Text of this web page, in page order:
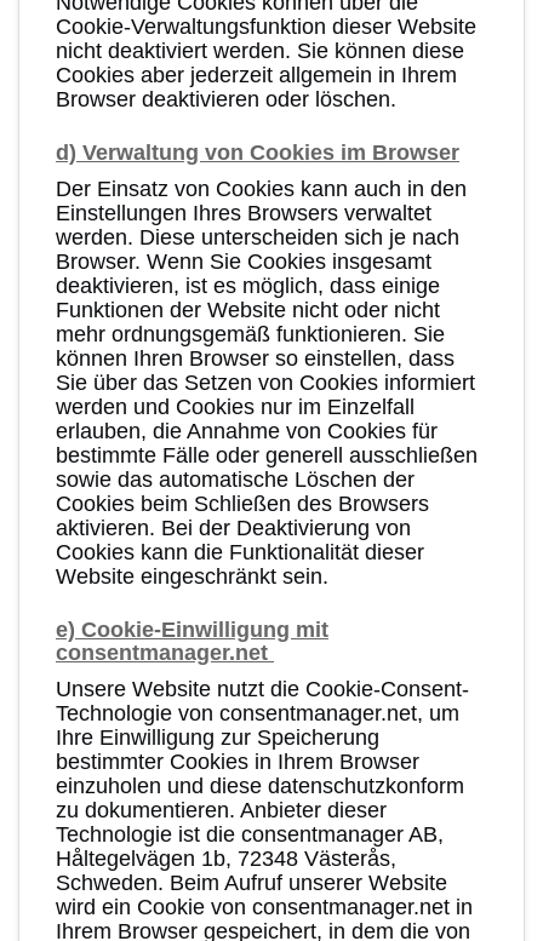
Cookie-Verwaltungsfunktion dieser Website
nicht deaktiviert werden. Sie können diese
Cookies aber jederzeit allgemein in Ihrem
Browser deaktivieren oder löschen.
d) Verwaltung von Cookies im Browser
Der Einsatz von Cookies kann auch in den
Einstellungen Ihres Browsers verwaltet
werden. Diese unterscheiden sich je nach
Browser. Wenn Sie Cookies insgesamt
deaktivieren, ist es möglich, dass einige
Funktionen der Website nicht oder nicht
mehr ordnungsgemäß funktionieren. Sie
können Ihren Browser so einstellen, dass
Sie über das Setzen von Cookies informiert
werden und Cookies nur im Einzelfall
erlauben, die Annahme von Cookies für
bestimmte Fälle oder generell ausschließen
sowie das automatische Löschen der
Cookies beim Schließen des Browsers
aktivieren. Bei der Deaktivierung von
Cookies kann die Funktionalität dieser
Website eingeschränkt sein.
e) Cookie-Einwilligung mit
consentmanager.net
Unsere Website nutzt die Cookie-Consent-
Technologie von consentmanager.net, um
Ihre Einwilligung zur Speicherung
bestimmter Cookies in Ihrem Browser
einzuholen und diese datenschutzkonform
zu dokumentieren. Anbieter dieser
Technologie ist die consentmanager AB,
Håltegelvägen 1b, 72348 Västerås,
Schweden. Beim Aufruf unserer Website
wird ein Cookie von consentmanager.net in
Ihrem Browser gespeichert, in dem die von